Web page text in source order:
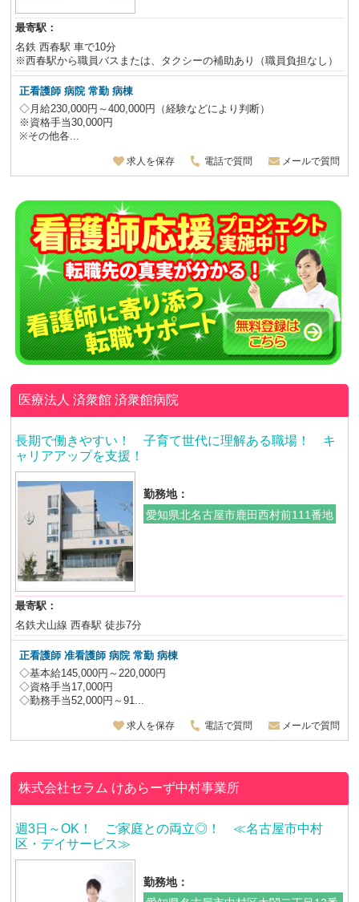
最寄駅：
名鉄 西春駅 車で10分
※西春駅から職員バスまたは、タクシーの補助あり（職員負担なし）
正看護師 病院 常勤 病棟
◇月給230,000円～400,000円（経験などにより判断）
※資格手当30,000円
※その他各...
求人を保存 電話で質問 メールで質問
医療法人 済衆館済衆館病院
長期で働きやすい！ 子育て世代に理解ある職場！ キ
ャリアアップを支援！
勤務地：
愛知県北名古屋市鹿田西村前111番地
最寄駅：
名鉄犬山線 西春駅 徒歩7分
正看護師 准看護師 病院 常勤 病棟
◇基本給145,000円～220,000円
◇資格手当17,000円
◇勤務手当52,000円～91...
求人を保存 電話で質問 メールで質問
株式会社セラム けあらーず中村事業所
週3日～OK！ ご家庭との両立◎！ ≪名古屋市中村
区・デイサービス≫
勤務地：